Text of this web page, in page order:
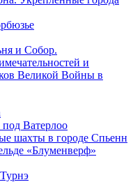
и Собор.
и
Великой Войны в
Ватерлоо
шахты в городе Спьенн
«Блуменверф»